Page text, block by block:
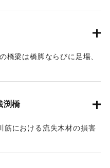
橋梁は橋脚ならびに足場、
ない。
日 朝刊7面】
渕橋
筋における流失木材の損害